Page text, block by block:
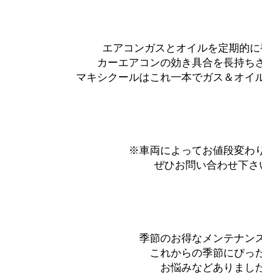
エアコンガスとオイルを定期的
カーエアコンの効き具合を長持ち
マキシクールはこれ一本でガス＆オイ
※車両によってお値段変わ
ぜひお問い合わせ下さ
季節のお得なメンテナン
これからの季節にぴっ
お悩みなどありまし